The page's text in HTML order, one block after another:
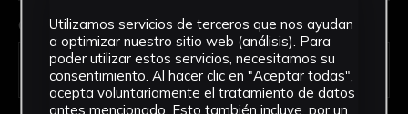
Código Postal *
Utilizamos servicios de terceros que nos ayudan
a optimizar nuestro sitio web (análisis). Para
poder utilizar estos servicios, necesitamos su
consentimiento. Al hacer clic en "Aceptar todas",
acepta voluntariamente el tratamiento de datos
antes mencionado. Esto también incluye, por un